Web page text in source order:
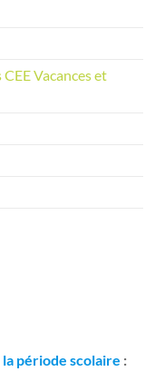
Vacances et
période scolaire :